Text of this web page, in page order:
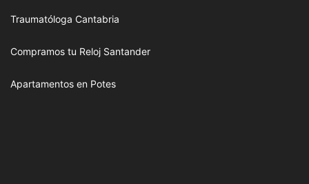
Traumatóloga Cantabria
Compramos tu Reloj Santander
Apartamentos en Potes